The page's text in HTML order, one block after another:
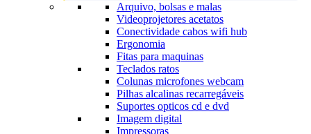
Arquivo, bolsas e malas
Videoprojetores acetatos
Conectividade cabos wifi hub
Ergonomia
Fitas para maquinas
Teclados ratos
Colunas microfones webcam
Pilhas alcalinas recarregáveis
Suportes opticos cd e dvd
Imagem digital
Impressoras